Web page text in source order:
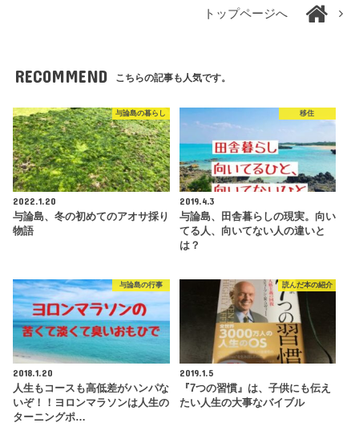
トップページへ
RECOMMEND こちらの記事も人気です。
与論島の暮らし
2022.1.20
与論島、冬の初めてのアオサ採り
物語
移住
2019.4.3
与論島、田舎暮らしの現実。向い
てる人、向いてない人の違いと
は？
与論島の行事
2018.1.20
人生もコースも高低差がハンパな
いぞ！！ヨロンマラソンは人生の
ターニングポ…
読んだ本の紹介
2019.1.5
『7つの習慣』は、子供にも伝え
たい人生の大事なバイブル